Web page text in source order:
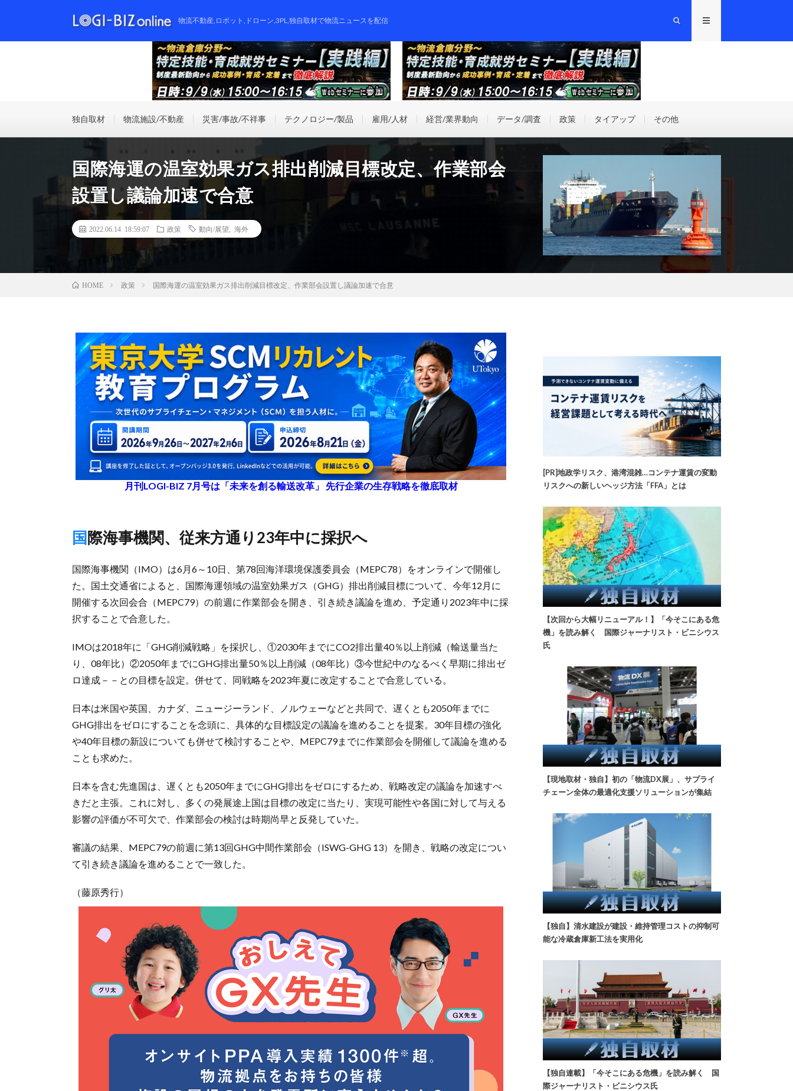
物流不動産,ロボット,ドローン,3PL,独自取材で物流ニュースを配信
独自取材 物流施設/不動産 災害/事故/不祥事 テクノロジー/製品 雇用/人材 経営/業界動向 データ/調査 政策 タイアップ その他
国際海運の温室効果ガス排出削減目標改定、作業部会
設置し議論加速で合意
2022.06.14 18:59:07 政策 動向/展望 海外
HOME 政策 国際海運の温室効果ガス排出削減目標改定、作業部会設置し議論加速で合意
月刊LOGI-BIZ 7月号は「未来を創る輸送改革」 先行企業の生存戦略を徹底取材
国際海事機関、従来方通り23年中に採択へ
国際海事機関（IMO）は6月6～10日、第78回海洋環境保護委員会（MEPC78）をオンラインで開催し
た。国土交通省によると、国際海運領域の温室効果ガス（GHG）排出削減目標について、今年12月に
開催する次回会合（MEPC79）の前週に作業部会を開き、引き続き議論を進め、予定通り2023年中に採
択することで合意した。
IMOは2018年に「GHG削減戦略」を採択し、①2030年までにCO2排出量40％以上削減（輸送量当た
り、08年比）②2050年までにGHG排出量50％以上削減（08年比）③今世紀中のなるべく早期に排出ゼ
ロ達成－－との目標を設定。併せて、同戦略を2023年夏に改定することで合意している。
日本は米国や英国、カナダ、ニュージーランド、ノルウェーなどと共同で、遅くとも2050年までに
GHG排出をゼロにすることを念頭に、具体的な目標設定の議論を進めることを提案。30年目標の強化
や40年目標の新設についても併せて検討することや、MEPC79までに作業部会を開催して議論を進める
ことも求めた。
日本を含む先進国は、遅くとも2050年までにGHG排出をゼロにするため、戦略改定の議論を加速すべ
きだと主張。これに対し、多くの発展途上国は目標の改定に当たり、実現可能性や各国に対して与える
影響の評価が不可欠で、作業部会の検討は時期尚早と反発していた。
審議の結果、MEPC79の前週に第13回GHG中間作業部会（ISWG-GHG 13）を開き、戦略の改定につい
て引き続き議論を進めることで一致した。
（藤原秀行）
[PR]地政学リスク、港湾混雑…コンテナ運賃の変動
リスクへの新しいヘッジ方法「FFA」とは
【次回から大幅リニューアル！】「今そこにある危
機」を読み解く 国際ジャーナリスト・ビニシウス
氏
【現地取材・独自】初の「物流DX展」、サプライ
チェーン全体の最適化支援ソリューションが集結
【独自】清水建設が建設・維持管理コストの抑制可
能な冷蔵倉庫新工法を実用化
【独自連載】「今そこにある危機」を読み解く 国
際ジャーナリスト・ビニシウス氏